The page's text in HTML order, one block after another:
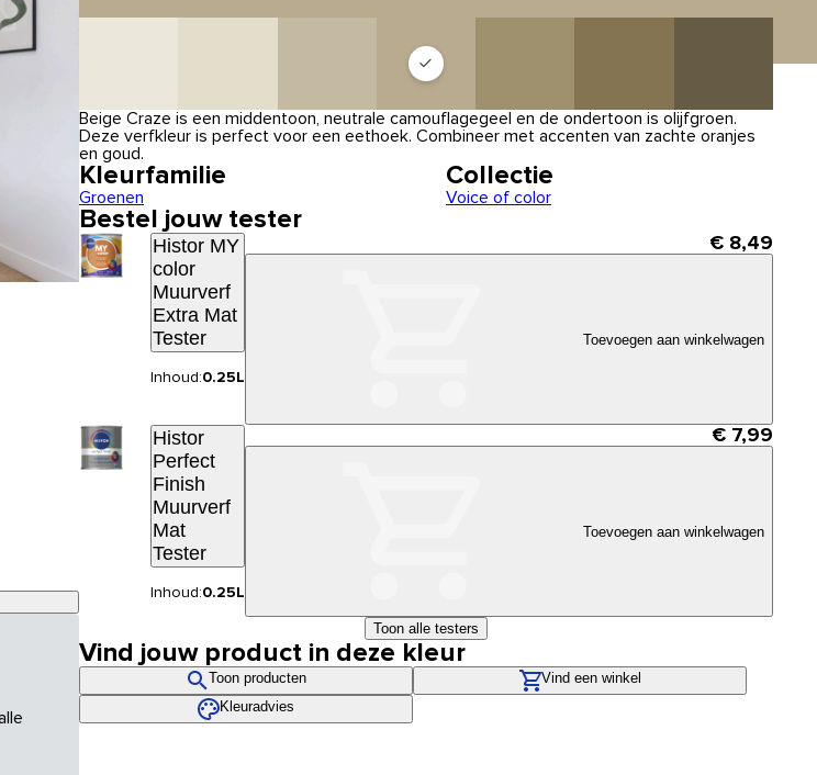
Beige Craze is een middentoon, neutrale camouflagegeel en de ondertoon is olijfgroen.
Deze verfkleur is perfect voor een eethoek. Combineer met accenten van zachte oranjes
en goud.
Kleurfamilie
Groenen
Collectie
Voice of color
Bestel jouw tester
Histor MY
color
Muurverf
Extra Mat
Tester
Inhoud:0.25L
€ 8,49
Toevoegen aan winkelwagen
Histor
Perfect
Finish
Muurverf
Mat
Tester
Inhoud:0.25L
€ 7,99
Toevoegen aan winkelwagen
Toon alle testers
Vind jouw product in deze kleur
Toon producten
Vind een winkel
Kleuradvies